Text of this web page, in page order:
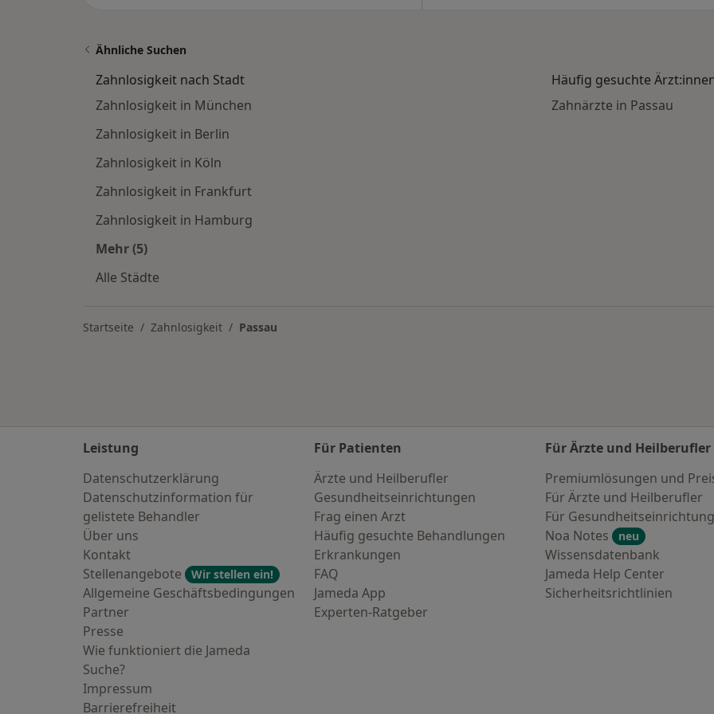
Ähnliche Suchen
Zahnlosigkeit nach Stadt
Zahnlosigkeit in München
Zahnlosigkeit in Berlin
Zahnlosigkeit in Köln
Zahnlosigkeit in Frankfurt
Zahnlosigkeit in Hamburg
Mehr (5)
Alle Städte
Häufig gesuchte
Zahnärzte in Passau
Startseite Zahnlosigkeit Passau
Leistung
Datenschutzerklärung
Datenschutzinformation für
gelistete Behandler
Über uns
Kontakt
Stellenangebote
Wir stellen ein!
Allgemeine Geschäftsbedingungen
Partner
Presse
Wie funktioniert die Jameda
Suche?
Impressum
Barrierefreiheit
Für Patienten
Ärzte und Heilberufler
Gesundheitseinrichtungen
Frag einen Arzt
Häufig gesuchte Behandlungen
Erkrankungen
FAQ
Jameda App
Experten-Ratgeber
Für Ärzte und Heilberufler
Premiumlösungen und
Für Ärzte und Heilberufler
Für
Noa Notes
neu
Wissensdatenbank
Jameda Help Center
Sicherheitsrichtlinien